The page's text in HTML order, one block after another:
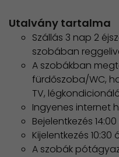
Utalvány tartalma
Szállás 3 nap 2
szobában
A szobákban
fürdőszoba/WC,
TV,
Ingyenes internet
Bejelentkezés
Kijelentkezés 10:30
A szobák